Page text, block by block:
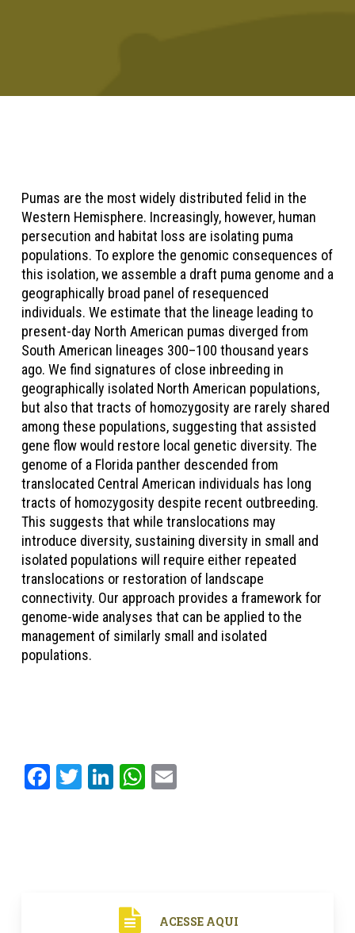
Pumas are the most widely distributed felid in the
Western Hemisphere. Increasingly, however, human
persecution and habitat loss are isolating puma
populations. To explore the genomic consequences of
this isolation, we assemble a draft puma genome and a
geographically broad panel of resequenced
individuals. We estimate that the lineage leading to
present-day North American pumas diverged from
South American lineages 300–100 thousand years
ago. We find signatures of close inbreeding in
geographically isolated North American populations,
but also that tracts of homozygosity are rarely shared
among these populations, suggesting that assisted
gene flow would restore local genetic diversity. The
genome of a Florida panther descended from
translocated Central American individuals has long
tracts of homozygosity despite recent outbreeding.
This suggests that while translocations may
introduce diversity, sustaining diversity in small and
isolated populations will require either repeated
translocations or restoration of landscape
connectivity. Our approach provides a framework for
genome-wide analyses that can be applied to the
management of similarly small and isolated
populations.
Facebook
Twitter
LinkedInWhatsApp
ACESSE AQUI